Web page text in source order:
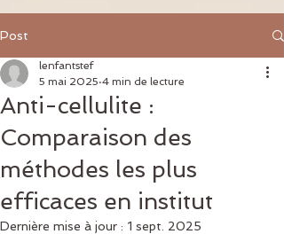
Post
Anti-cellulite :
Comparaison des
méthodes les plus
efficaces en institut
lenfantstef
5 mai 2025 4 min de lecture
Dernière mise à jour : 1 sept. 2025